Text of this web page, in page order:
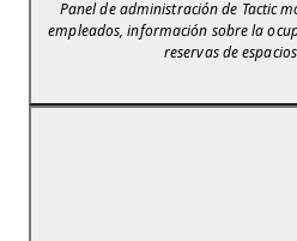
Panel de administración de Tactic
empleados, información sobre la
reservas de